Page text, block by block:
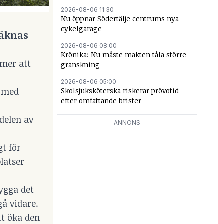
att
av
för
det
vidare.
öka den
2026-08-06 11:30
Nu öppnar Södertälje centrums nya
cykelgarage
2026-08-06 08:00
Krönika: Nu måste makten tåla större
granskning
2026-08-06 05:00
Skolsjuksköterska riskerar prövotid
efter omfattande brister
ANNONS